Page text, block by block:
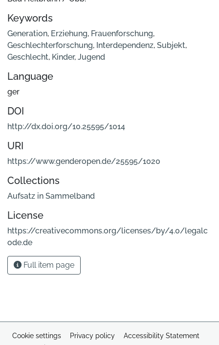
Keywords
Generation, Erziehung, Frauenforschung,
Geschlechterforschung, Interdependenz, Subjekt,
Geschlecht, Kinder, Jugend
Language
ger
DOI
http://dx.doi.org/10.25595/1014
URI
https://www.genderopen.de/25595/1020
Collections
Aufsatz in Sammelband
License
https://creativecommons.org/licenses/by/4.0/legalc
ode.de
Full item page
Cookie settings Privacy policy
Accessibility Statement